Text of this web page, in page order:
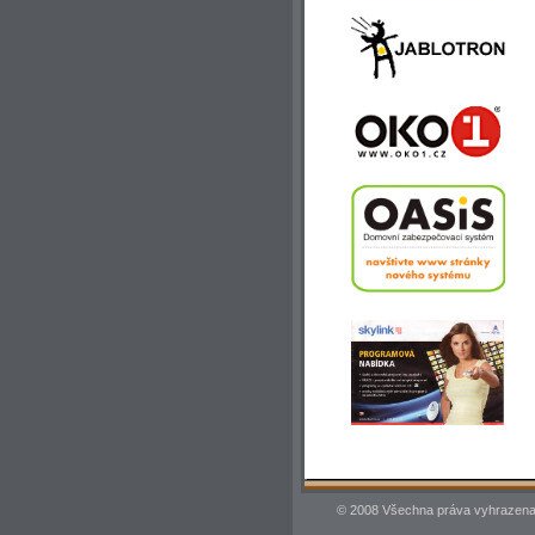
© 2008 Všechna práva vyhrazena.